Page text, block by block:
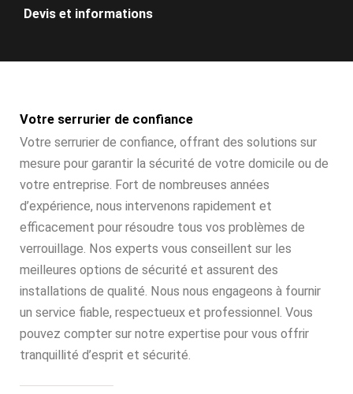
Devis et informations
Votre serrurier de confiance
Votre serrurier de confiance, offrant des solutions sur
mesure pour garantir la sécurité de votre domicile ou de
votre entreprise. Fort de nombreuses années
d’expérience, nous intervenons rapidement et
efficacement pour résoudre tous vos problèmes de
verrouillage. Nos experts vous conseillent sur les
meilleures options de sécurité et assurent des
installations de qualité. Nous nous engageons à fournir
un service fiable, respectueux et professionnel. Vous
pouvez compter sur notre expertise pour vous offrir
tranquillité d’esprit et sécurité.